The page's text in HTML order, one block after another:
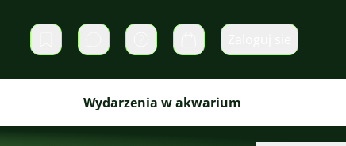
Prywatne wiadomości
Koszyk
Wydarzenia w akwarium